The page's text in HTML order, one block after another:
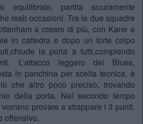
equilibrato, partita sicuramente
reali occasioni. Tra le due squadre
a creare di più, con Kane e
in cattedra e dopo un forte colpo
la porta a tutti,compiendo
L’attacco leggero dei Blues,
in panchina per scelta tecnica, è
che altro poco preciso, trovando
della porta. Nel secondo tempo
provare a strappare i 3 punti,
offensivo.